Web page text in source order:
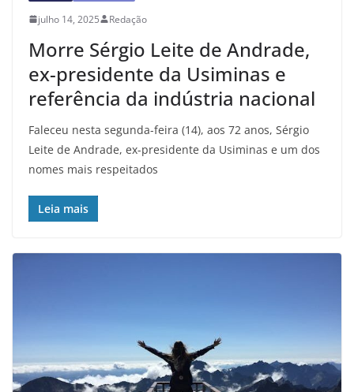
julho 14, 2025 Redação
Morre Sérgio Leite de Andrade,
ex-presidente da Usiminas e
referência da indústria nacional
Faleceu nesta segunda-feira (14), aos 72 anos, Sérgio
Leite de Andrade, ex-presidente da Usiminas e um dos
nomes mais respeitados
Leia mais